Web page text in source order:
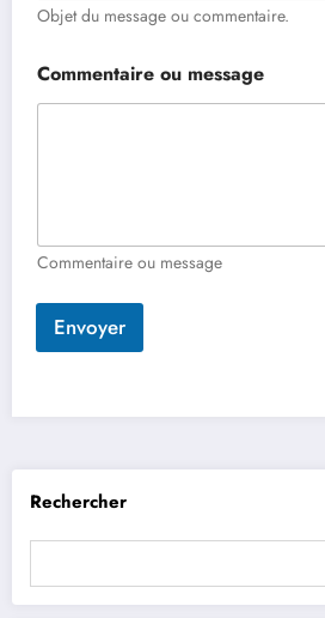
Objet du message ou commentaire.
Commentaire ou message
Commentaire ou message
Envoyer
Rechercher